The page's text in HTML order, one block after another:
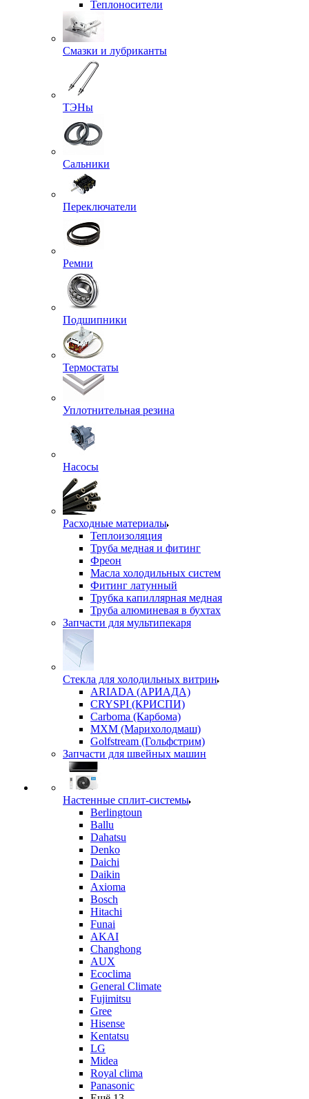
Теплоносители
Смазки и лубриканты
ТЭНы
Сальники
Переключатели
Ремни
Подшипники
Термостаты
Уплотнительная резина
Насосы
Расходные материалы
Теплоизоляция
Труба медная и фитинг
Фреон
Масла холодильных систем
Фитинг латунный
Трубка капиллярная медная
Труба алюминевая в бухтах
Запчасти для мультипекаря
Стекла для холодильных витрин
ARIADA (АРИАДА)
CRYSPI (КРИСПИ)
Carboma (Карбома)
MXM (Марихолодмаш)
Golfstream (Гольфстрим)
Запчасти для швейных машин
Настенные сплит-системы
Berlingtoun
Ballu
Dahatsu
Denko
Daichi
Daikin
Axioma
Bosch
Hitachi
Funai
AKAI
Changhong
AUX
Ecoclima
General Climate
Fujimitsu
Gree
Hisense
Kentatsu
LG
Midea
Royal clima
Panasonic